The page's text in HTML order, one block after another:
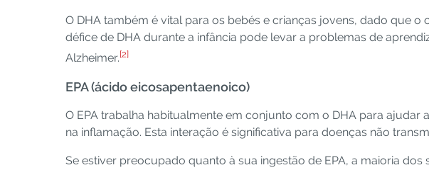
O DHA também é vital para os bebés e crianças jovens, dado que
défice de DHA durante a infância pode levar a problemas de
Alzheimer.[2]
EPA (ácido eicosapentaenoico)
O EPA trabalha habitualmente em conjunto com o DHA para
na inflamação. Esta interação é significativa para doenças não
Se estiver preocupado quanto à sua ingestão de EPA, a maioria